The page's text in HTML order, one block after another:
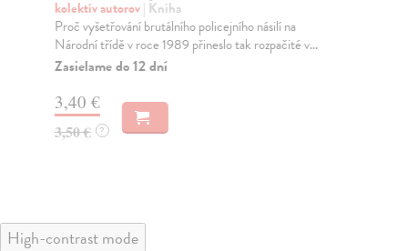
kolektív autorov| Kniha
Proč vyšetřování brutálního policejního násilí na
Národní třídě v roce 1989 přineslo tak rozpačité v...
Zasielame do 12 dní
3,40 €
3,50 € ?
High-contrast mode